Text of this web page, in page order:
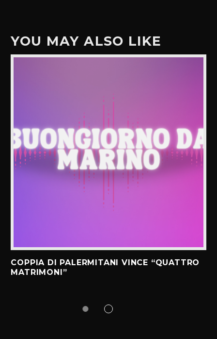
YOU MAY ALSO LIKE
COPPIA DI PALERMITANI VINCE “QUATTRO
MATRIMONI”